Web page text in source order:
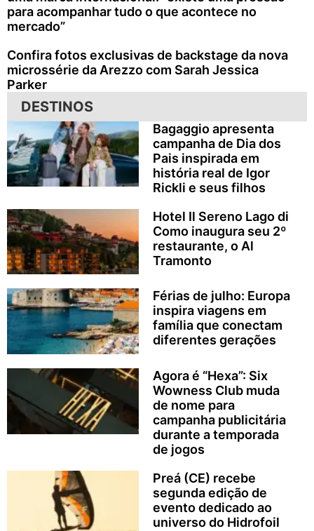
para acompanhar tudo o que acontece no
mercado”
Confira fotos exclusivas de backstage da nova
microssérie da Arezzo com Sarah Jessica
Parker
DESTINOS
Bagaggio apresenta
campanha de Dia dos
Pais inspirada em
história real de Igor
Rickli e seus filhos
Hotel Il Sereno Lago di
Como inaugura seu 2º
restaurante, o Al
Tramonto
Férias de julho: Europa
inspira viagens em
família que conectam
diferentes gerações
Agora é “Hexa”: Six
Wowness Club muda
de nome para
campanha publicitária
durante a temporada
de jogos
Preá (CE) recebe
segunda edição de
evento dedicado ao
universo do Hidrofoil